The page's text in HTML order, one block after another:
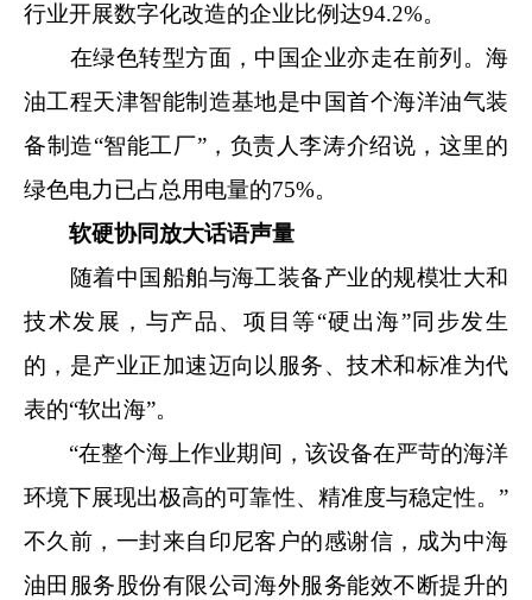
行业开展数字化改造的企业比例达94.2%。
在绿色转型方面，中国企业亦走在前列。海
油工程天津智能制造基地是中国首个海洋油气装
备制造“智能工厂”，负责人李涛介绍说，这里的
绿色电力已占总用电量的75%。
软硬协同放大话语声量
随着中国船舶与海工装备产业的规模壮大和
技术发展，与产品、项目等“硬出海”同步发生
的，是产业正加速迈向以服务、技术和标准为代
表的“软出海”。
“在整个海上作业期间，该设备在严苛的海洋
环境下展现出极高的可靠性、精准度与稳定性。”
不久前，一封来自印尼客户的感谢信，成为中海
油田服务股份有限公司海外服务能效不断提升的